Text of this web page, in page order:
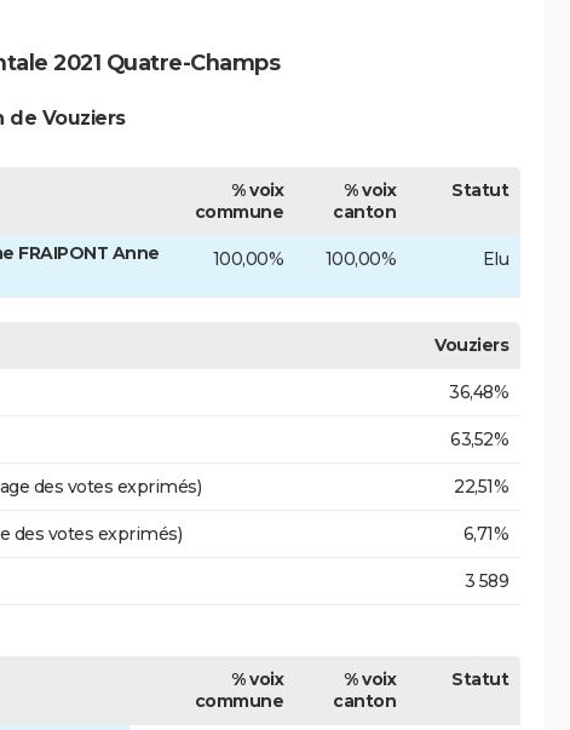
2021 Quatre-Champs
de Vouziers
% voix
commune
% voix
canton
Statut
FRAIPONT Anne 100,00% 100,00% Elu
Vouziers
36,48%
63,52%
des votes exprimés) 22,51%
des votes exprimés) 6,71%
3 589
% voix
commune
% voix
canton
Statut